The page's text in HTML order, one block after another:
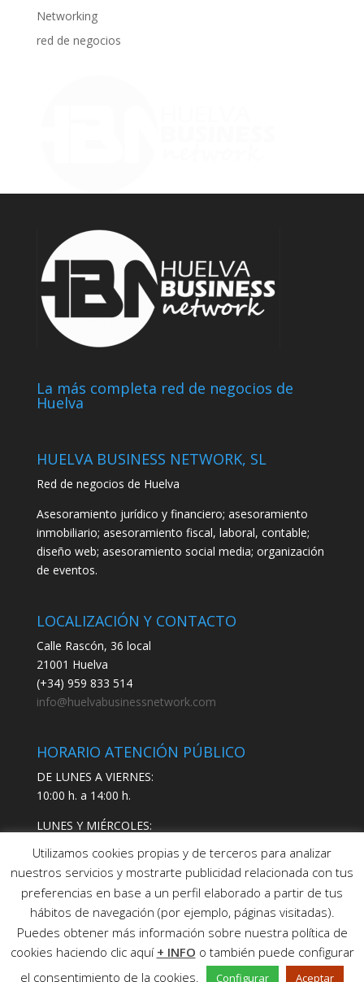
Networking
red de negocios
La más completa red de negocios de
Huelva
HUELVA BUSINESS NETWORK, SL
Red de negocios de Huelva
Asesoramiento jurídico y financiero; asesoramiento
inmobiliario; asesoramiento fiscal, laboral, contable;
diseño web; asesoramiento social media; organización
de eventos.
LOCALIZACIÓN Y CONTACTO
Calle Rascón, 36 local
21001 Huelva
(+34) 959 833 514
info@huelvabusinessnetwork.com
HORARIO ATENCIÓN PÚBLICO
DE LUNES A VIERNES:
10:00 h. a 14:00 h.
LUNES Y MIÉRCOLES:
Copyright © 2021 Huelva Business Network SLAviso
Utilizamos cookies propias y de terceros para analizar
nuestros servicios y mostrarte publicidad relacionada con tus
preferencias en base a un perfil elaborado a partir de tus
hábitos de navegación (por ejemplo, páginas visitadas).
Puedes obtener más información sobre nuestra política de
cookies haciendo clic aquí + INFO o también puede configurar
el consentimiento de la cookies.
Configurar Aceptar